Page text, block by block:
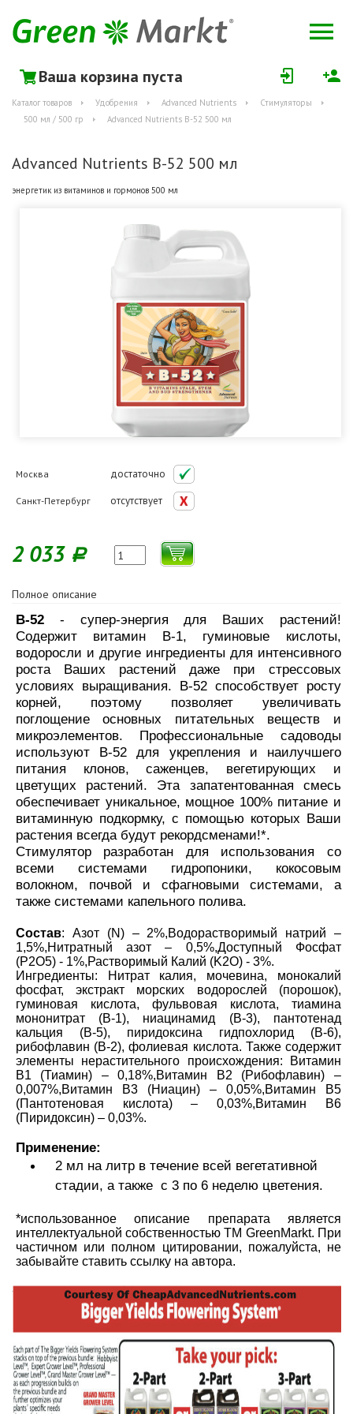
Ваша корзина пуста
Каталог товаров Удобрения Advanced Nutrients
Стимуляторы
500 мл / 500 гр
Advanced Nutrients B-52 500 мл
Advanced Nutrients B-52 500 мл
энергетик из витаминов и гормонов 500 мл
Москва достаточно
Санкт-Петербург отсутствует
2 033 Р
Полное описание
B-52 - супер-энергия для Ваших растений!
Содержит витамин В-1, гуминовые кислоты,
водоросли и другие ингредиенты для интенсивного
роста Ваших растений даже при стрессовых
условиях выращивания. B-52 способствует росту
корней, поэтому позволяет увеличивать
поглощение основных питательных веществ и
микроэлементов. Профессиональные садоводы
используют B-52 для укрепления и наилучшего
питания клонов, саженцев, вегетирующих и
цветущих растений. Эта запатентованная смесь
обеспечивает уникальное, мощное 100% питание и
витаминную подкормку, с помощью которых Ваши
растения всегда будут рекордсменами!*.
Стимулятор разработан для использования со
всеми системами гидропоники, кокосовым
волокном, почвой и сфагновыми системами, а
также системами капельного полива.
Состав: Азот (N) – 2%,Водорастворимый натрий –
1,5%,Нитратный азот – 0,5%,Доступный Фосфат
(P2O5) - 1%,Растворимый Калий (K2O) - 3%.
Ингредиенты: Нитрат калия, мочевина, монокалий
фосфат, экстракт морских водорослей (порошок),
гуминовая кислота, фульвовая кислота, тиамина
мононитрат (В-1), ниацинамид (В-3), пантотенад
кальция (В-5), пиридоксина гидпохлорид (В-6),
рибофлавин (В-2), фолиевая кислота. Также содержит
элементы нерастительного происхождения: Витамин
В1 (Тиамин) – 0,18%,Витамин В2 (Рибофлавин) –
0,007%,Витамин В3 (Ниацин) – 0,05%,Витамин В5
(Пантотеновая кислота) – 0,03%,Витамин В6
(Пиридоксин) – 0,03%.
Применение:
2 мл на литр в течение всей вегетативной
стадии, а также с 3 по 6 неделю цветения.
*использованное описание препарата является
интеллектуальной собственностью TM GreenMarkt. При
частичном или полном цитировании, пожалуйста, не
забывайте ставить ссылку на автора.